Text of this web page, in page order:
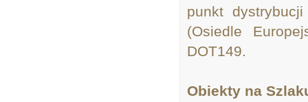
punkt
(Osiedle
DOT149.
Obiekty na